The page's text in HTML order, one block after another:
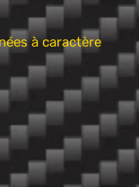
à caractère